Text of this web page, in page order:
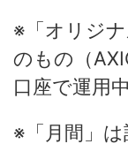
※「オリジ
のもの（
口座で運用
※「月間」は